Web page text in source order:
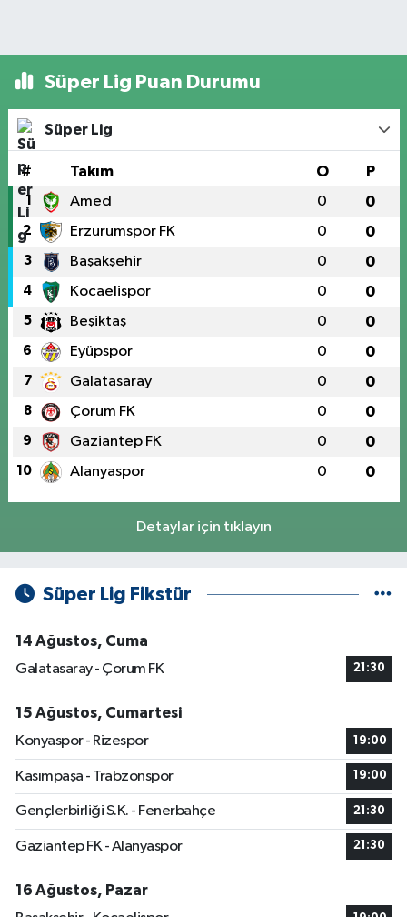
Süper Lig Puan Durumu
Süper Lig
# Takım O P
1 Amed 0 0
2 Erzurumspor FK 0 0
3 Başakşehir 0 0
4 Kocaelispor 0 0
5 Beşiktaş 0 0
6 Eyüpspor 0 0
7 Galatasaray 0 0
8 Çorum FK 0 0
9 Gaziantep FK 0 0
10 Alanyaspor 0 0
Detaylar için tıklayın
Süper Lig Fikstür
14 Ağustos, Cuma
Galatasaray - Çorum FK
21:30
15 Ağustos, Cumartesi
Konyaspor - Rizespor
19:00
Kasımpaşa - Trabzonspor 19:00
Gençlerbirliği S.K. - Fenerbahçe 21:30
Gaziantep FK - Alanyaspor 21:30
16 Ağustos, Pazar